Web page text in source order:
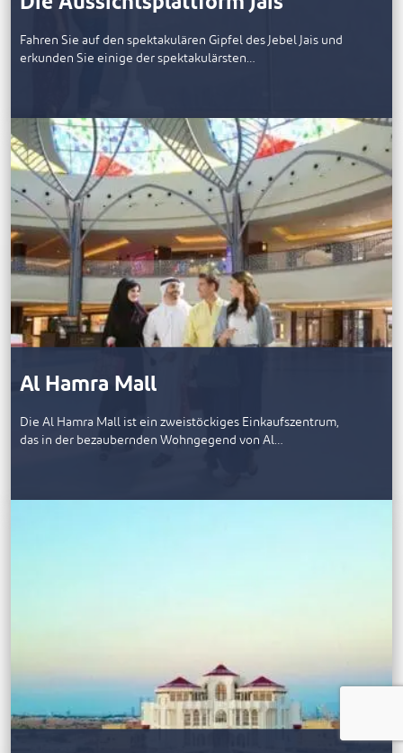
Fahren Sie auf den spektakulären Gipfel des Jebel Jais und
erkunden Sie einige der spektakulärsten…
Al Hamra Mall
Die Al Hamra Mall ist ein zweistöckiges Einkaufszentrum,
das in der bezaubernden Wohngegend von Al…